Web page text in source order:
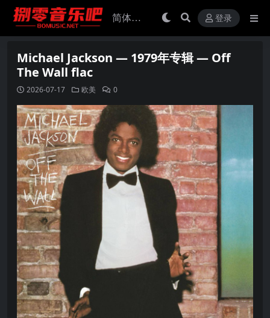
登录
Michael Jackson — 1979年专辑 — Off
The Wall flac
2026-07-17 欧美 0